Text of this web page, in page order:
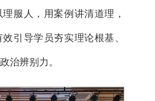
服人，用案例讲清道理，
引导学员夯实理论根基、
治辨别力。